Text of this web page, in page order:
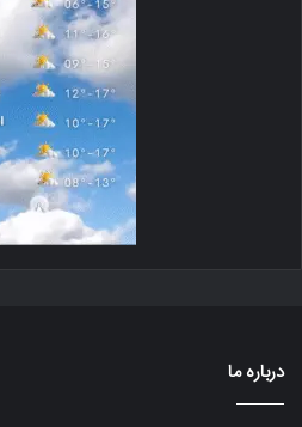
درباره ما